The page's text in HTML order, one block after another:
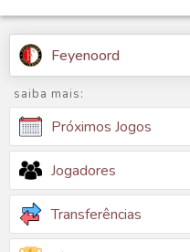
Feyenoord
saiba mais:
Próximos Jogos
Jogadores
Transferências